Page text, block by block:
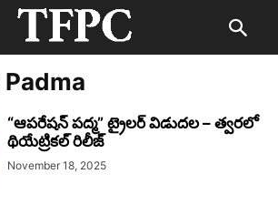
“ఆపరేషన్ పద్మ” ట్రైలర్ విడుదల – త్వరలో
థియేట్రికల్ రిలీజ్
November 18, 2025